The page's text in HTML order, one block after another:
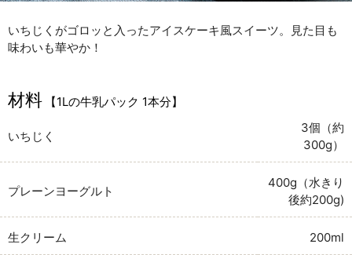
いちじくがゴロッと入ったアイスケーキ風スイーツ。見た目も
味わいも華やか！
材料 【1Lの牛乳パック 1本分】
いちじく
3個（約
300g）
プレーンヨーグルト
400g（水きり
後約200g)
生クリーム 200ml